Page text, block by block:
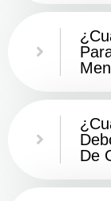
De